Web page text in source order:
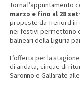
Torna l’appuntamento
marzo e fino al 28
proposte da Trenord in
nei festivi permettono
balneari della Liguria
L’offerta per la
di andata, cinque di
Saronno e Gallarate